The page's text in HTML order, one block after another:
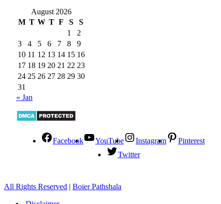
August 2026
M T W T F S
S
1
2
3
4 5 6 7 8
9
10 11 12 13 14 15 16
17 18 19 20 21 22 23
24 25 26 27 28 29 30
31
« Jan
Facebook YouTube Instagram
Pinterest
Twitter
All Rights Reserved | Boier Pathshala